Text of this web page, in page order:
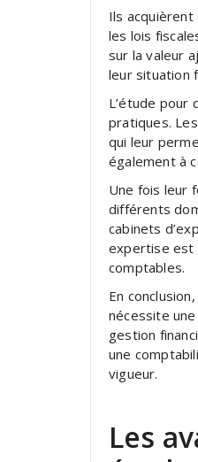
Ils
les lois
sur la valeur
leur situation
L’étude pour
pratiques.
qui leur
également à
Une fois leur
différents
cabinets
expertise est
comptables.
En
nécessite
gestion
une
vigueur.
Les